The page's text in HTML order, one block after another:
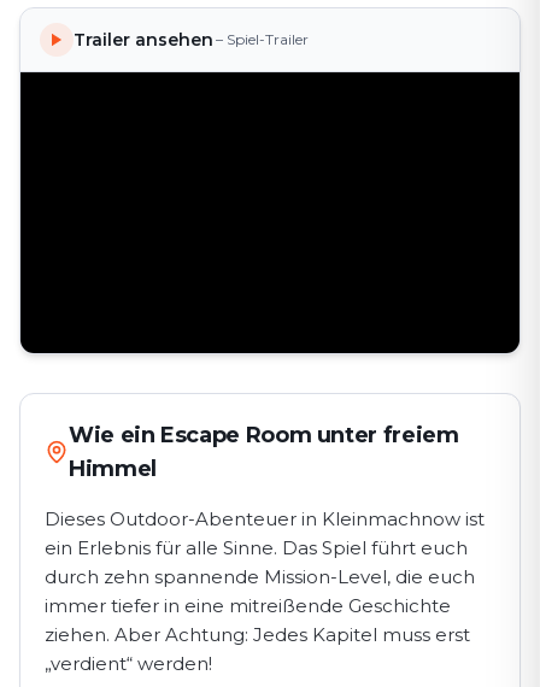
Trailer ansehen – Spiel-Trailer
Wie ein Escape Room unter freiem
Himmel
Dieses Outdoor-Abenteuer in Kleinmachnow⁠ ist
ein Erlebnis für alle Sinne. Das Spiel führt euch
durch zehn spannende Mission-Level, die euch
immer tiefer in eine mitreißende Geschichte
ziehen. Aber Achtung: Jedes Kapitel muss erst
„verdient“ werden!